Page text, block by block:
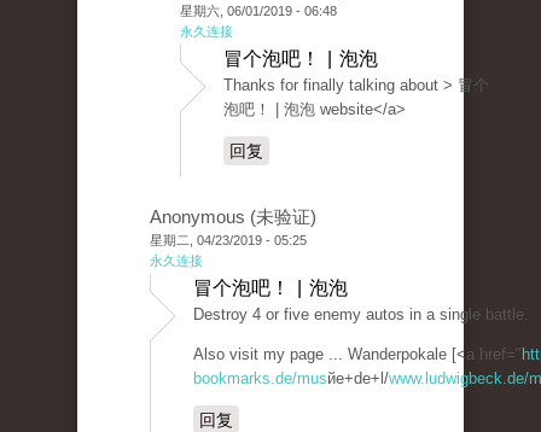
星期六, 06/01/2019 - 06:48
永久连接
冒个泡吧！ | 泡泡
Thanks for finally talking about > 冒个
泡吧！ | 泡泡 website</a>
回复
Anonymous (未验证)
星期二, 04/23/2019 - 05:25
永久连接
冒个泡吧！ | 泡泡
Destroy 4 or five enemy autos in a single battle.
Also visit my page ... Wanderpokale [<a href="
bookmarks.de/musйe+de+l/www.ludwigbeck.de/
回复